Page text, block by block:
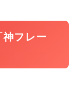
神フレー